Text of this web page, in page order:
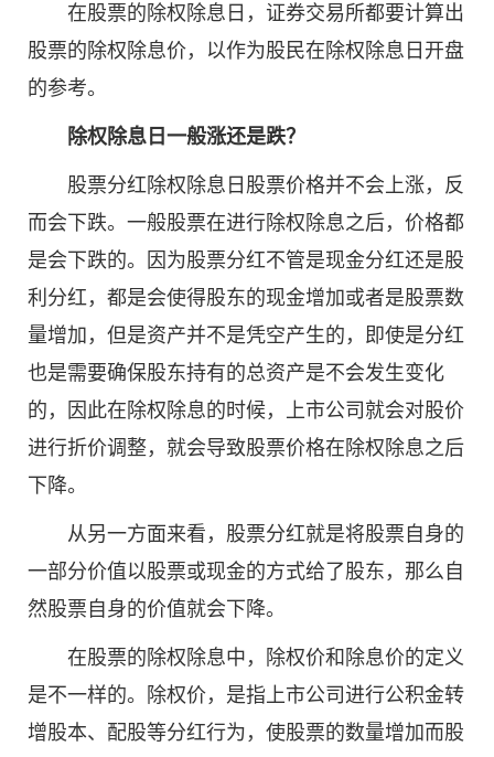
在股票的除权除息日，证券交易所都要计算出
股票的除权除息价，以作为股民在除权除息日开盘
的参考。
除权除息日一般涨还是跌？
股票分红除权除息日股票价格并不会上涨，反
而会下跌。一般股票在进行除权除息之后，价格都
是会下跌的。因为股票分红不管是现金分红还是股
利分红，都是会使得股东的现金增加或者是股票数
量增加，但是资产并不是凭空产生的，即使是分红
也是需要确保股东持有的总资产是不会发生变化
的，因此在除权除息的时候，上市公司就会对股价
进行折价调整，就会导致股票价格在除权除息之后
下降。
从另一方面来看，股票分红就是将股票自身的
一部分价值以股票或现金的方式给了股东，那么自
然股票自身的价值就会下降。
在股票的除权除息中，除权价和除息价的定义
是不一样的。除权价，是指上市公司进行公积金转
增股本、配股等分红行为，使股票的数量增加而股